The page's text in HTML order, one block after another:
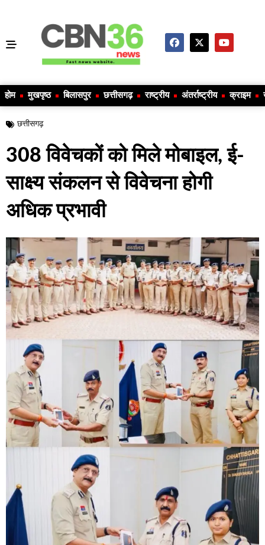
होम मुखपृष्ठ बिलासपुर छत्तीसगढ़ राष्ट्रीय अंतर्राष्ट्रीय क्राइम
छत्तीसगढ़
308 विवेचकों को मिले मोबाइल, ई-
साक्ष्य संकलन से विवेचना होगी
अधिक प्रभावी